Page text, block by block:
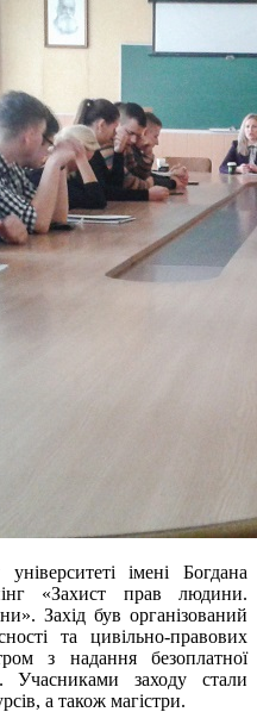
імені Богдана
«Захист прав людини.
Захід був організований
та цивільно-правових
з надання безоплатної
Учасниками заходу стали
а також магістри.